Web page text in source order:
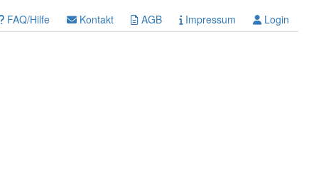
FAQ/Hilfe Kontakt AGB Impressum Login